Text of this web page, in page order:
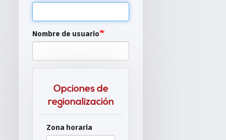
Nombre de usuario
Opciones de
regionalización
Zona horaria